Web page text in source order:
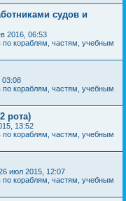
судов и
2016, 06:53
по кораблям, частям, учебным
03:08
по кораблям, частям, учебным
рота)
13:52
по кораблям, частям, учебным
июл 2015, 12:07
по кораблям, частям, учебным